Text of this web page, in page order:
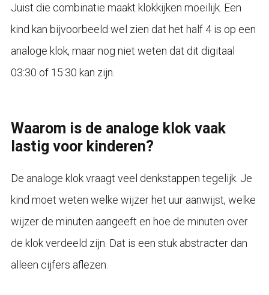
Juist die combinatie maakt klokkijken moeilijk. Een
kind kan bijvoorbeeld wel zien dat het half 4 is op een
analoge klok, maar nog niet weten dat dit digitaal
03:30 of 15:30 kan zijn.
Waarom is de analoge klok vaak
lastig voor kinderen?
De analoge klok vraagt veel denkstappen tegelijk. Je
kind moet weten welke wijzer het uur aanwijst, welke
wijzer de minuten aangeeft en hoe de minuten over
de klok verdeeld zijn. Dat is een stuk abstracter dan
alleen cijfers aflezen.